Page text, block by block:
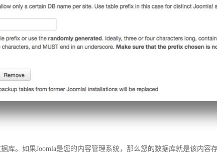
库。如果Joomla是您的内容管理系统，那么您的数据库就是该内容